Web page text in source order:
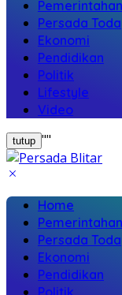
Pemerintahan
Persada
Ekonomi
Pendidikan
Politik
Lifestyle
Video
tutup ""
Home
Pemerintahan
Persada
Ekonomi
Pendidikan
Politik